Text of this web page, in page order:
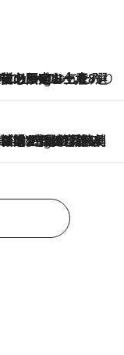
Ago
リニューアルした「ディーン＆デルーカ ハワイ」で必須のお土産8選
容脳ルネサンス
Ago
は